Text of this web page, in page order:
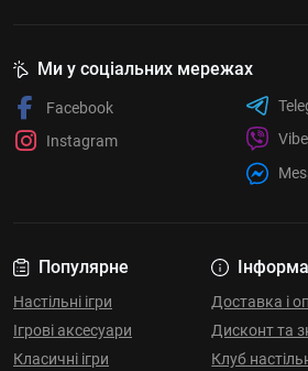
Популярне
Настільні ігри
Ігрові аксесуари
Класичні ігри
Доставка і
Дисконт та
Клуб
Ми у соціальних мережах
Facebook
Instagram